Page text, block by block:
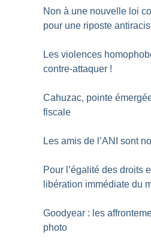
Non à une nouvelle loi
pour une riposte
Les violences
contre-attaquer !
Cahuzac, pointe
fiscale
Les amis de l’ANI sont
Pour l’égalité des droits
libération immédiate du
Goodyear : les
photo